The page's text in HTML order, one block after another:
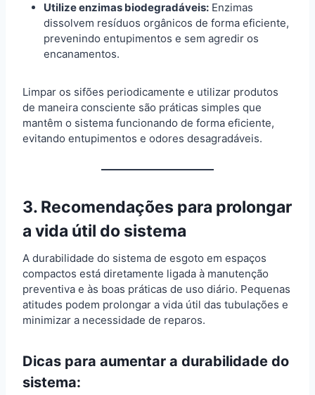
Utilize enzimas biodegradáveis: Enzimas
dissolvem resíduos orgânicos de forma eficiente,
prevenindo entupimentos e sem agredir os
encanamentos.
Limpar os sifões periodicamente e utilizar produtos
de maneira consciente são práticas simples que
mantêm o sistema funcionando de forma eficiente,
evitando entupimentos e odores desagradáveis.
3. Recomendações para prolongar
a vida útil do sistema
A durabilidade do sistema de esgoto em espaços
compactos está diretamente ligada à manutenção
preventiva e às boas práticas de uso diário. Pequenas
atitudes podem prolongar a vida útil das tubulações e
minimizar a necessidade de reparos.
Dicas para aumentar a durabilidade do
sistema: